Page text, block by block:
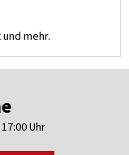
mehr.
Uhr